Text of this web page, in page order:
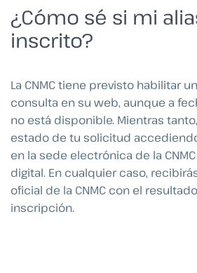
¿Cómo sé si mi
inscrito?
La CNMC tiene previsto habilitar
consulta en su web, aunque a
no está disponible. Mientras
estado de tu solicitud
en la sede electrónica de la
digital. En cualquier caso,
oficial de la CNMC con el
inscripción.